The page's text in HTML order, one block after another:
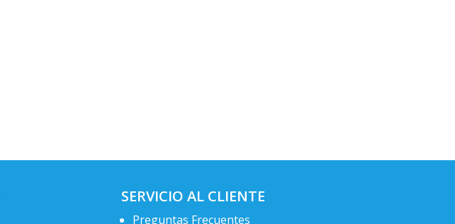
SERVICIO AL CLIENTE
Preguntas Frecuentes